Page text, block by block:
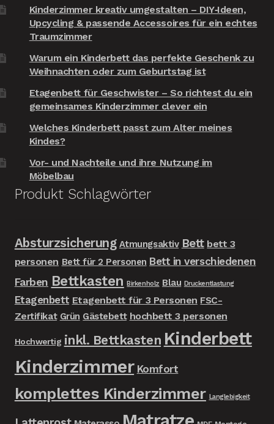
Kinderzimmer kreativ umgestalten – DIY‑Ideen,
Upcycling & passende Accessoires für ein echtes
Traumzimmer
Warum ein Kinderbett das perfekte Geschenk zu
Weihnachten oder zum Geburtstag ist
Etagenbett für Geschwister – So richtest du ein
gemeinsames Kinderzimmer clever ein
Welches Kinderbett passt zum Alter meines
Kindes?
Vor- und Nachteile und ihre Nutzung im
Möbelbau
Produkt Schlagwörter
Absturzsicherung Atmungsaktiv Bett bett 3
personen Bett für 2 Personen Bett in verschiedenen
Farben Bettkasten Birkenholz Blau Druckentlastung
Etagenbett Etagenbett für 3 Personen FSC-
Zertifikat Grün Gästebett hochbett 3 personen
Hochwertig inkl. Bettkasten Kinderbett
Kinderzimmer Komfort
komplettes Kinderzimmer Langlebigkeit